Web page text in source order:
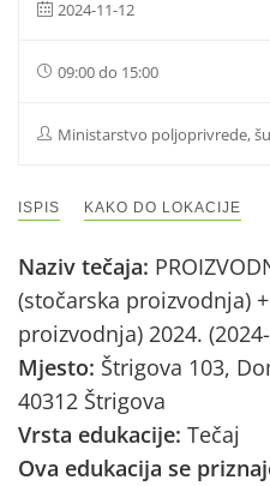
2024-11-12
09:00 do 15:00
Ministarstvo poljoprivrede,
ISPIS KAKO DO LOKACIJE
Naziv tečaja:
(stočarska proizvodnja) +
proizvodnja) 2024.
Mjesto: Štrigova 103,
40312 Štrigova
Vrsta edukacije: Tečaj
Ova edukacija se